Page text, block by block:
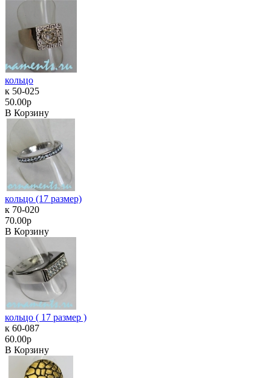
кольцо
к 50-025
50.00р
В Корзину
кольцо (17 размер)
к 70-020
70.00р
В Корзину
кольцо ( 17 размер )
к 60-087
60.00р
В Корзину